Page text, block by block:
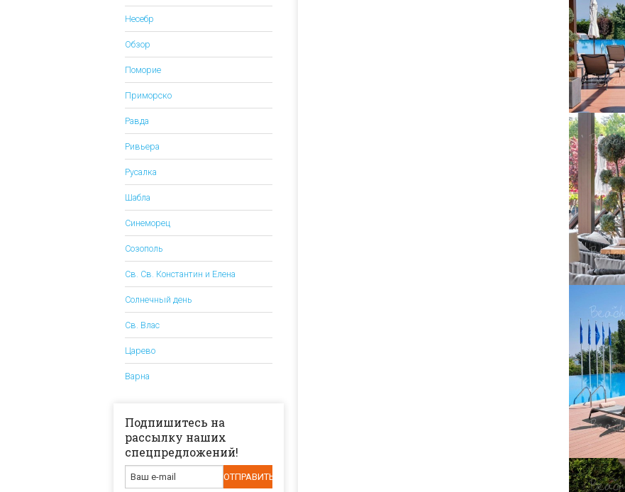
Несебр
Обзор
Поморие
Приморско
Равда
Ривьера
Русалка
Шабла
Синеморец
Созополь
Св. Св. Константин и Елена
Солнечный день
Св. Влас
Царево
Варна
Подпишитесь на
рассылку наших
спецпредложений!